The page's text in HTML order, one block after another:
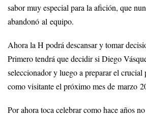
sabor muy especial para la afición, que
abandonó al equipo.
Ahora la H podrá descansar y tomar
Primero tendrá que decidir si Diego
seleccionador y luego a preparar el crucial
como visitante el próximo mes de marzo
Por ahora toca celebrar como hace años